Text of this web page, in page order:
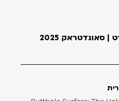
2025